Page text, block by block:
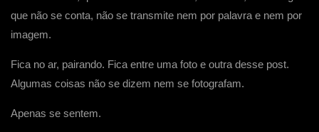
que não se conta, não se transmite nem por palavra e nem por
imagem.
Fica no ar, pairando. Fica entre uma foto e outra desse post.
Algumas coisas não se dizem nem se fotografam.
Apenas se sentem.